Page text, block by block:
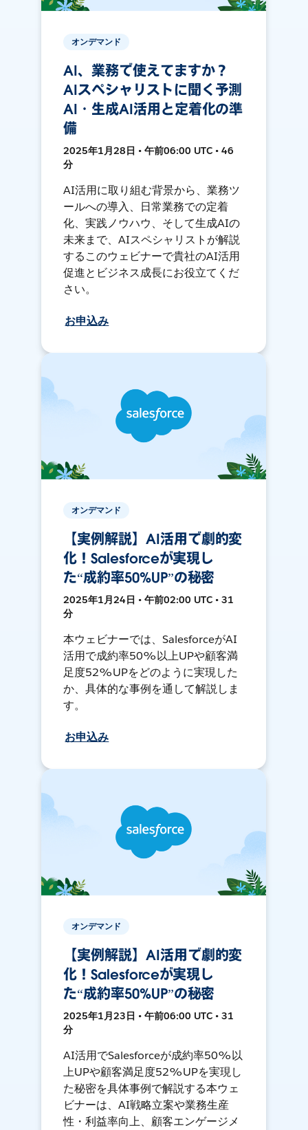
オンデマンド
AI、業務で使えてますか？
AIスペシャリストに聞く予測
AI・生成AI活用と定着化の準
備
2025年1月28日 • 午前06:00 UTC • 46
分
AI活用に取り組む背景から、業務ツ
ールへの導入、日常業務での定着
化、実践ノウハウ、そして生成AIの
未来まで、AIスペシャリストが解説
するこのウェビナーで貴社のAI活用
促進とビジネス成長にお役立てくだ
さい。
お申込み
オンデマンド
【実例解説】AI活用で劇的変
化！Salesforceが実現し
た“成約率50%UP”の秘密
2025年1月24日 • 午前02:00 UTC • 31
分
本ウェビナーでは、SalesforceがAI
活用で成約率50%以上UPや顧客満
足度52%UPをどのように実現した
か、具体的な事例を通して解説しま
す。
お申込み
オンデマンド
【実例解説】AI活用で劇的変
化！Salesforceが実現し
た“成約率50%UP”の秘密
2025年1月23日 • 午前06:00 UTC • 31
分
AI活用でSalesforceが成約率50%以
上UPや顧客満足度52%UPを実現し
た秘密を具体事例で解説する本ウェ
ビナーは、AI戦略立案や業務生産
性・利益率向上、顧客エンゲージメ